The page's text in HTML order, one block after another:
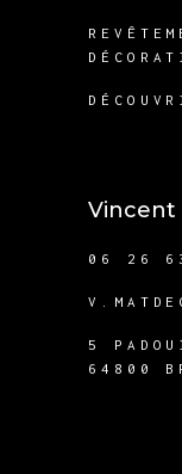
Vincent
06 26
5
64800